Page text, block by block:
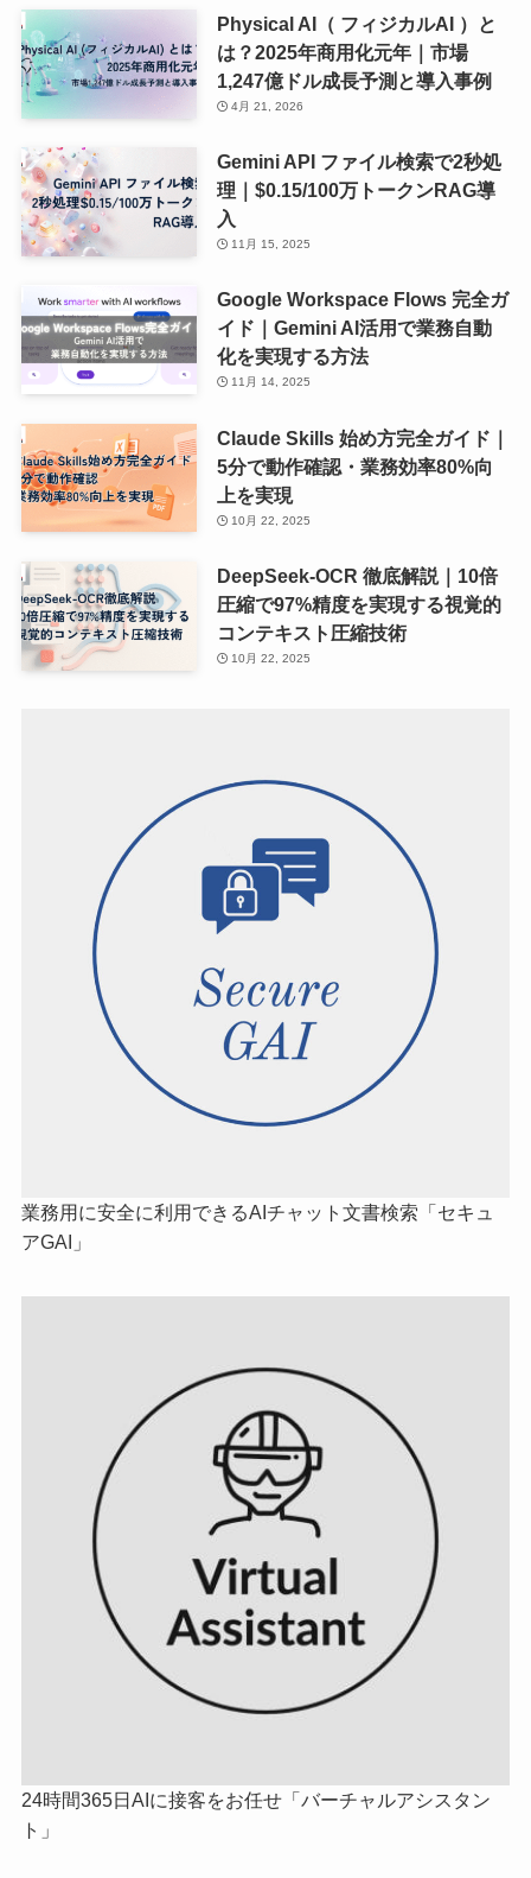
Physical AI（ フィジカルAI ）と
は？2025年商用化元年｜市場
1,247億ドル成長予測と導入事例
4月 21, 2026
Gemini API ファイル検索で2秒処
理｜$0.15/100万トークンRAG導
入
11月 15, 2025
Google Workspace Flows 完全ガ
イド｜Gemini AI活用で業務自動
化を実現する方法
11月 14, 2025
Claude Skills 始め方完全ガイド｜
5分で動作確認・業務効率80%向
上を実現
10月 22, 2025
DeepSeek-OCR 徹底解説｜10倍
圧縮で97%精度を実現する視覚的
コンテキスト圧縮技術
10月 22, 2025
業務用に安全に利用できるAIチャット文書検索「セキュ
アGAI」
24時間365日AIに接客をお任せ「バーチャルアシスタン
ト」